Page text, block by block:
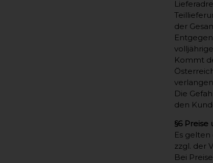
der
Kommt
Die
den
§6 Preise
Es
zzgl. der
Bei